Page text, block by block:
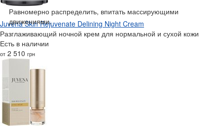
Равномерно распределить, впитать массирующими
движениями.
Juvena Skin Rejuvenate Delining Night Cream
Разглаживающий ночной крем для нормальной и сухой кожи
Есть в наличии
от 2 510 грн